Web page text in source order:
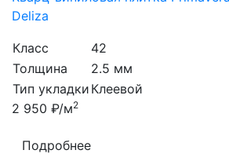
Deliza
Класс
42
Толщина
2.5 мм
Тип укладки Клеевой
2 950 ₽/м2
Подробнее